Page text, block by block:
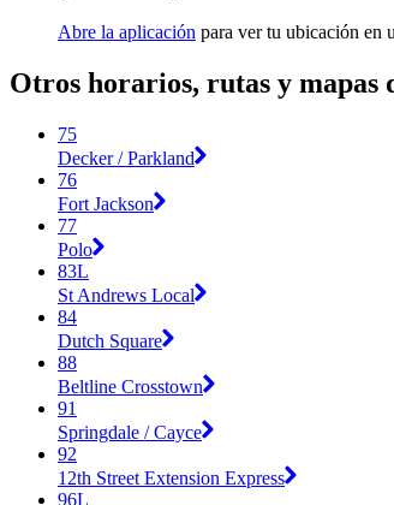
Abre la aplicación para ver tu ubicación en
Otros horarios, rutas y mapas
75
Decker / Parkland
76
Fort Jackson
77
Polo
83L
St Andrews Local
84
Dutch Square
88
Beltline Crosstown
91
Springdale / Cayce
92
12th Street Extension Express
96L